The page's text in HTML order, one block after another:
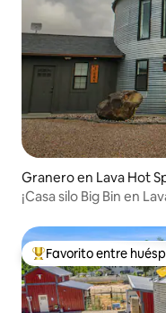
Granero en Lava Hot
¡Casa silo Big Bin en
Favorito entre
Favorito entre